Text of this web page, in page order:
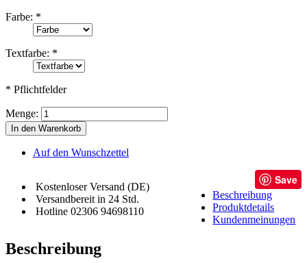
Farbe: *
Textfarbe: *
* Pflichtfelder
Menge:
In den Warenkorb
Auf den Wunschzettel
Kostenloser Versand (DE)
Versandbereit in 24 Std.
Hotline 02306 94698110
Save
Beschreibung
Produktdetails
Kundenmeinungen
Beschreibung